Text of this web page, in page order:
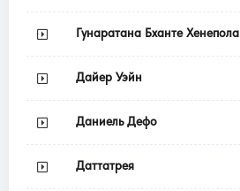
Гунаратана Бханте Хенепола
Дайер Уэйн
Даниель Дефо
Даттатрея